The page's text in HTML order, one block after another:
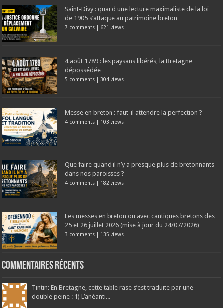
Saint-Divy : quand une lecture maximaliste de la loi
de 1905 s’attaque au patrimoine breton
7 comments | 621 views
4 août 1789 : les paysans libérés, la Bretagne
dépossédée
5 comments | 304 views
Messe en breton : faut-il attendre la perfection ?
4 comments | 103 views
Que faire quand il n’y a presque plus de bretonnants
dans nos paroisses ?
4 comments | 182 views
Les messes en breton ou avec cantiques bretons des
25 et 26 juillet 2026 (mise à jour du 24/07/2026)
3 comments | 135 views
Commentaires récents
Tintin: En Bretagne, cette table rase s’est traduite par une
double peine : 1) L’anéanti...